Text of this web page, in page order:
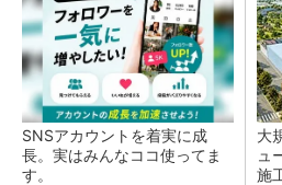
SNSアカウントを着実に成
長。実はみんなココ使ってま
す。
大
ュ
施